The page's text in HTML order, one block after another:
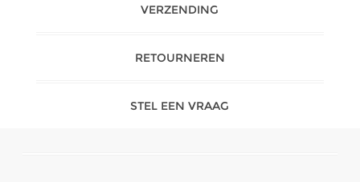
VERZENDING
RETOURNEREN
STEL EEN VRAAG